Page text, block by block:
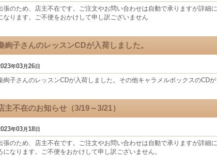
張のため、店主不在です。ご注文やお問い合わせは自動で承りますが詳細
なります。ご不便をおかけして申し訳ございません
絢子さんのレッスンCDが入荷しました。
年03月26日
絢子さんのレッスンCDが入荷しました。その他キャラメルボックスのCD
主不在のお知らせ（3/19～3/21）
年03月18日
張のため、店主不在です。ご注文やお問い合わせは自動で承りますが詳細
になります。ご不便をおかけして申し訳ございません。